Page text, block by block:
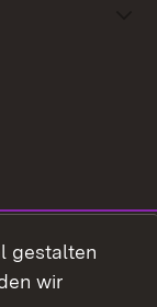
gestalten
wir